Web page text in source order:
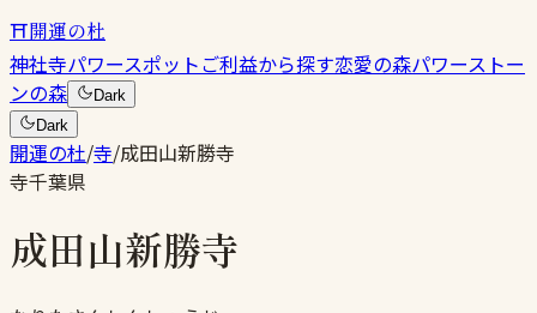
⛩開運の杜
神社寺パワースポットご利益から探す恋愛の森パワーストー
ンの森
Dark
Dark
開運の杜/寺/成田山新勝寺
寺千葉県
成田山新勝寺